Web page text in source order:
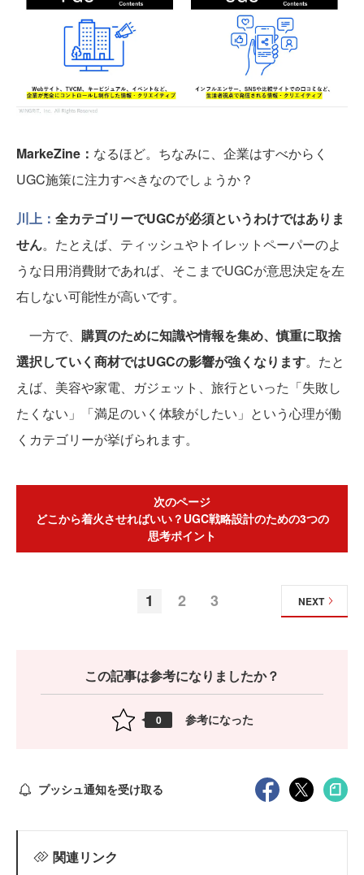
MarkeZine： なるほど。ちなみに、企業はすべからく
UGC施策に注力すべきなのでしょうか？
川上： 全カテゴリーでUGCが必須というわけではありま
せん。たとえば、ティッシュやトイレットペーパーのよ
うな日用消費財であれば、そこまでUGCが意思決定を左
右しない可能性が高いです。
一方で、 購買のために知識や情報を集め、慎重に取捨
選択していく商材ではUGCの影響が強くなります。たと
えば、美容や家電、ガジェット、旅行といった「失敗し
たくない」「満足のいく体験がしたい」という心理が働
くカテゴリーが挙げられます。
次のページ
どこから着火させればいい？UGC戦略設計のための3つの
思考ポイント
1 2 3 NEXT
この記事は参考になりましたか？
0 参考になった
プッシュ通知を受け取る
関連リンク